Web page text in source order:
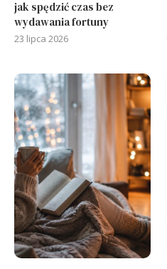
jak spędzić czas bez
wydawania fortuny
23 lipca 2026